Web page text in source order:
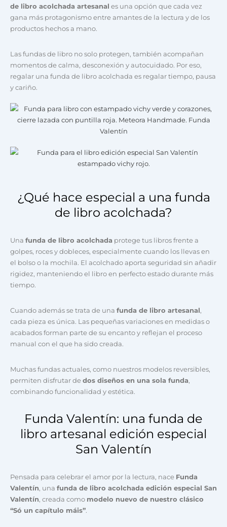
de libro acolchada artesanal es una opción que cada vez
gana más protagonismo entre amantes de la lectura y de los
productos hechos a mano.
Las fundas de libro no solo protegen, también acompañan
momentos de calma, desconexión y autocuidado. Por eso,
regalar una funda de libro acolchada es regalar tiempo, pausa
y cariño.
¿Qué hace especial a una funda
de libro acolchada?
Una funda de libro acolchada protege tus libros frente a
golpes, roces y dobleces, especialmente cuando los llevas en
el bolso o la mochila. El acolchado aporta seguridad sin añadir
rigidez, manteniendo el libro en perfecto estado durante más
tiempo.
Cuando además se trata de una funda de libro artesanal,
cada pieza es única. Las pequeñas variaciones en medidas o
acabados forman parte de su encanto y reflejan el proceso
manual con el que ha sido creada.
Muchas fundas actuales, como nuestros modelos reversibles,
permiten disfrutar dedos diseños en una sola funda,
combinando funcionalidad y estética.
Funda Valentín: una funda de
libro artesanal edición especial
San Valentín
Pensada para celebrar el amor por la lectura, nace Funda
Valentín, una funda de libro acolchada edición especial San
Valentín, creada como modelo nuevo de nuestro clásico
“Só un capítulo máis”.